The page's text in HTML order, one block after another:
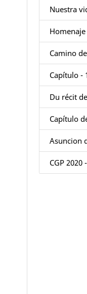
Nuestra
Camino
Capítulo -
Du récit
Capítulo
Asuncion
CGP